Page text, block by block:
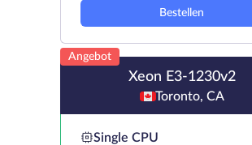
Bestellen
Angebot
Xeon E3-1230v2
Toronto, CA
Single CPU